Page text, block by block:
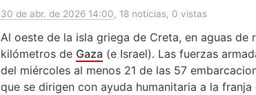
30 de abr. de 2026 14:00, 18 noticias, 0 vistas
Al oeste de la isla griega de Creta, en aguas de
kilómetros de Gaza (e Israel). Las fuerzas
del miércoles al menos 21 de las 57
que se dirigen con ayuda humanitaria a la